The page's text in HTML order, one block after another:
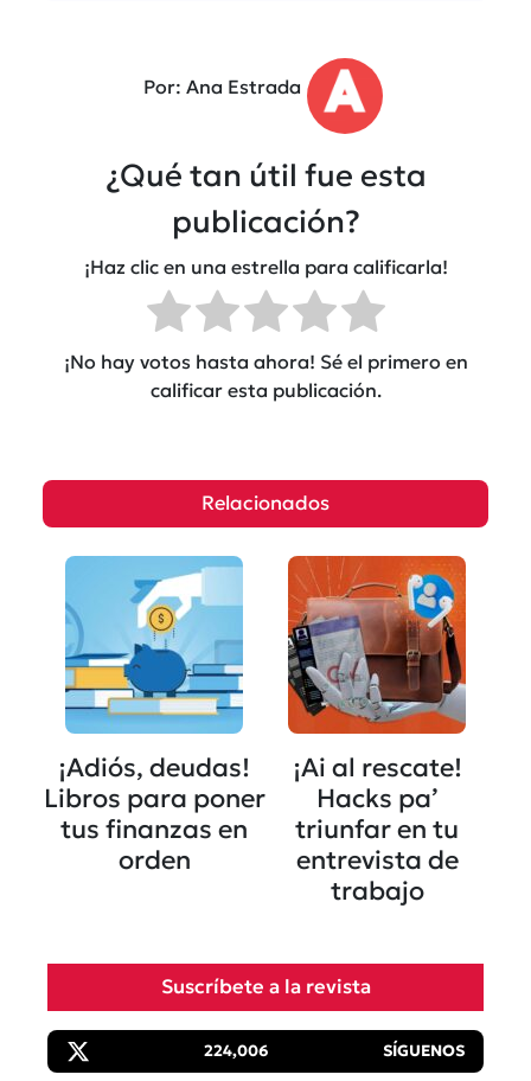
Por: Ana Estrada
¿Qué tan útil fue esta
publicación?
¡Haz clic en una estrella para calificarla!
¡No hay votos hasta ahora! Sé el primero en
calificar esta publicación.
Relacionados
¡Adiós, deudas!
Libros para poner
tus finanzas en
orden
¡Ai al rescate!
Hacks pa’
triunfar en tu
entrevista de
trabajo
Suscríbete a la revista
224,006 SÍGUENOS